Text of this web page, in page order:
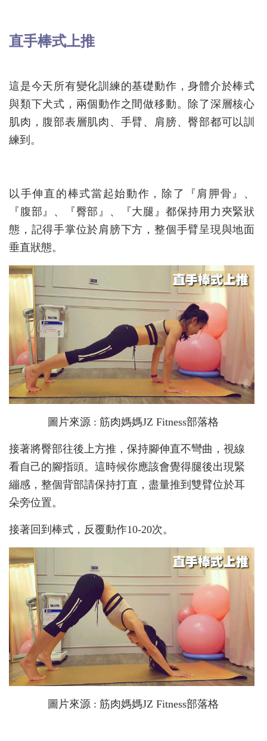
直手棒式上推
這是今天所有變化訓練的基礎動作，身體介於棒式
與類下犬式，兩個動作之間做移動。除了深層核心
肌肉，腹部表層肌肉、手臂、肩膀、臀部都可以訓
練到。
以手伸直的棒式當起始動作，除了『肩胛骨』、
『腹部』、『臀部』、『大腿』都保持用力夾緊狀
態，記得手掌位於肩膀下方，整個手臂呈現與地面
垂直狀態。
圖片來源 : 筋肉媽媽JZ Fitness部落格
接著將臀部往後上方推，保持腳伸直不彎曲，視線
看自己的腳指頭。這時候你應該會覺得腿後出現緊
繃感，整個背部請保持打直，盡量推到雙臂位於耳
朵旁位置。
接著回到棒式，反覆動作10-20次。
圖片來源 : 筋肉媽媽JZ Fitness部落格